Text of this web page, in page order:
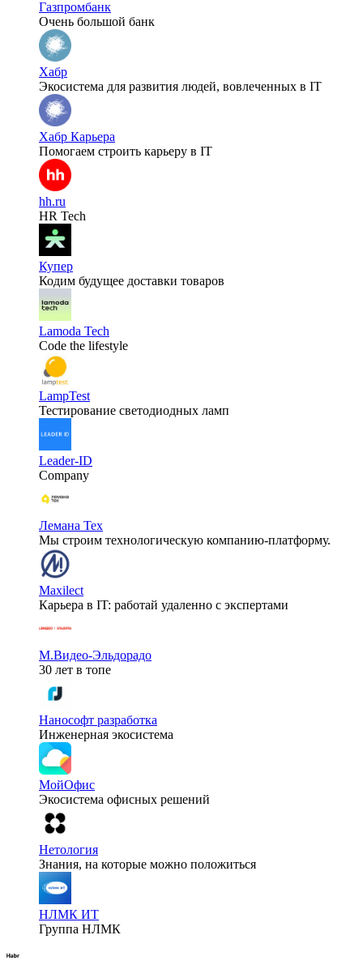
Газпромбанк
Очень большой банк
Хабр
Экосистема для развития людей, вовлеченных в IT
Хабр Карьера
Помогаем строить карьеру в IT
hh.ru
HR Tech
Купер
Кодим будущее доставки товаров
Lamoda Tech
Code the lifestyle
LampTest
Тестирование светодиодных ламп
Leader-ID
Company
Лемана Тех
Мы строим технологическую компанию-платформу.
Maxilect
Карьера в IT: работай удаленно с экспертами
М.Видео-Эльдорадо
30 лет в топе
Нанософт разработка
Инженерная экосистема
МойОфис
Экосистема офисных решений
Нетология
Знания, на которые можно положиться
НЛМК ИТ
Группа НЛМК